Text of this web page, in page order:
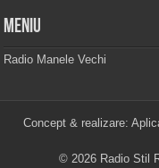
Meniu
Radio Manele Vechi
Concept & realizare:
© 2026 Radio Stil